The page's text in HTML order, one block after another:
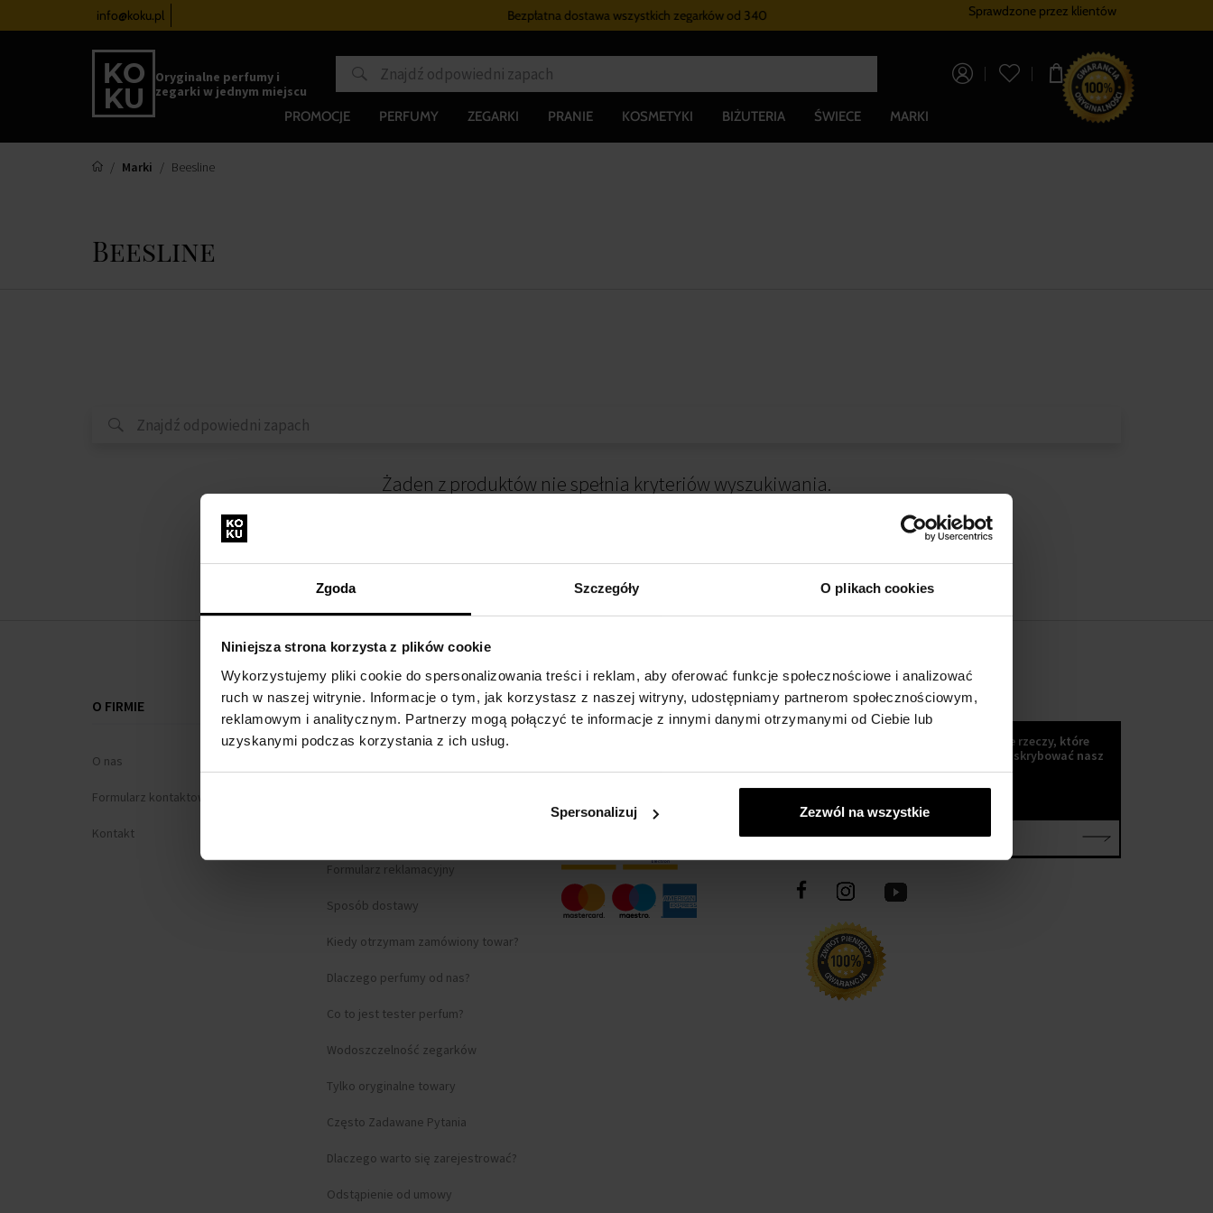
Zgoda Szczegóły O plikach cookies
Niniejsza strona korzysta z plików cookie
Wykorzystujemy pliki cookie do spersonalizowania treści i reklam, aby oferować funkcje społecznościowe i analizować
ruch w naszej witrynie. Informacje o tym, jak korzystasz z naszej witryny, udostępniamy partnerom społecznościowym,
reklamowym i analitycznym. Partnerzy mogą połączyć te informacje z innymi danymi otrzymanymi od Ciebie lub
uzyskanymi podczas korzystania z ich usług.
Spersonalizuj Zezwól na wszystkie
info@koku.pl
od 340 zł Bezpłatna dostawa wszystkich zegarkówod 340 zł Program lojalnościowySprawdzone przez klientów
Oryginalne perfumy i
zegarki w jednym miejscu
0,00 zł
PROMOCJE PERFUMY ZEGARKI PRANIE KOSMETYKI BIŻUTERIA ŚWIECE MARKI
Marki Beesline
Beesline
Żaden z produktów nie spełnia kryteriów wyszukiwania.
O FIRMIE
O nas
Formularz kontaktowy
Kontakt
WSZYSTKO O ZAKUPIE
Formularz reklamacyjny
Sposób dostawy
Kiedy otrzymam zamówiony towar?
Dlaczego perfumy od nas?
Co to jest tester perfum?
Wodoszczelność zegarków
Tylko oryginalne towary
Często Zadawane Pytania
Dlaczego warto się zarejestrować?
Odstąpienie od umowy
METODA PŁATNOŚCI KOKULETTER
Wiadomości, trendy i inne wspaniałe rzeczy, które
możesz uzyskać, jeśli Zaczniesz subskrybować nasz
kokuletter :)
E-mail*